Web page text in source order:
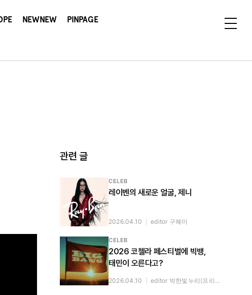
NEWNEW PINPAGE
관련 글
CELEB
레이벤의 새로운 얼굴, 제니
2026.04.10 editor 구혜미
CELEB
2026 코첼라 페스티벌에 빅뱅,
태민이 오른다고?
2026.04.10 editor 박한빛누리(프리랜서)